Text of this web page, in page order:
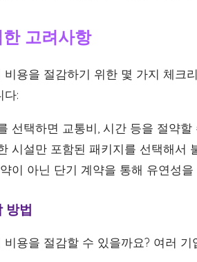
고려사항
용을 절감하기 위한 몇 가지 체크
다:
선택하면 교통비, 시간 등을 절약할
시설만 포함된 패키지를 선택해서
이 아닌 단기 계약을 통해 유연성
방법
용을 절감할 수 있을까요? 여러